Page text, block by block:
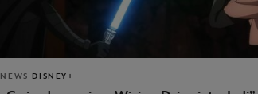
NEWS DISNEY+